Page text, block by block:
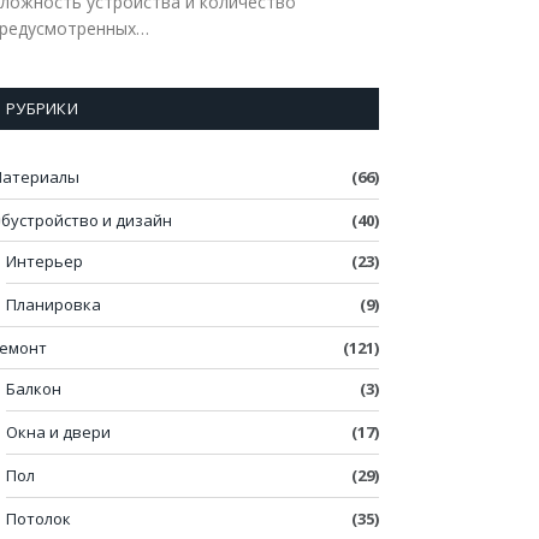
РУБРИКИ
(66)
и дизайн
(40)
Интерьер
(23)
Планировка
(9)
(121)
Балкон
(3)
Окна и двери
(17)
Пол
(29)
Потолок
(35)